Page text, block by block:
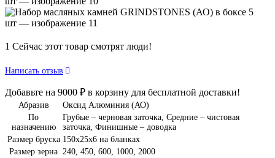
1 Сейчас этот товар смотрят люди!
Написать отзыв
Добавьте на 9000 ₽ в корзину для бесплатной доставки!
Абразив
Оксид Алюминия (АО)
По
назначению
Грубые – черновая заточка Средние – чистовая
заточка Финишные – доводка
Размер бруска 150х25х6 на бланках
Размер зерна 240 450 600 1000 2000